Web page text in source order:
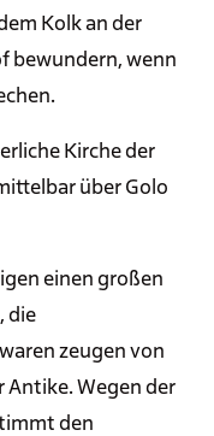
Kolk an der
bewundern, wenn
Kirche der
über Golo
einen großen
die
zeugen von
Antike. Wegen der
den